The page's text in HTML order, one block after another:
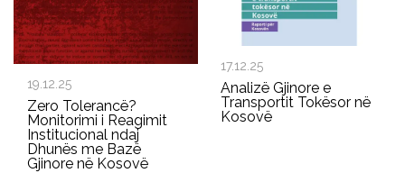
19.12.25
Zero Tolerancë?
Monitorimi i Reagimit
Institucional ndaj
Dhunës me Bazë
Gjinore në Kosovë
17.12.25
Analizë Gjinore e
Transportit Tokësor në
Kosovë